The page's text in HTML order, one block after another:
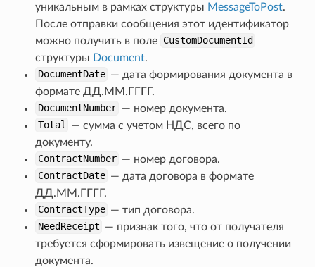
уникальным в рамках структуры MessageToPost.
После отправки сообщения этот идентификатор
можно получить в поле CustomDocumentId
структуры Document.
DocumentDate — дата формирования документа в
формате ДД.ММ.ГГГГ.
DocumentNumber — номер документа.
Total — сумма с учетом НДС, всего по
документу.
ContractNumber — номер договора.
ContractDate — дата договора в формате
ДД.ММ.ГГГГ.
ContractType — тип договора.
NeedReceipt — признак того, что от получателя
требуется сформировать извещение о получении
документа.